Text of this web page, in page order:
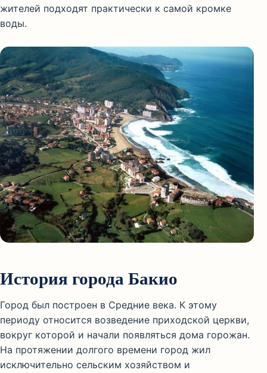
жителей подходят практически к самой кромке
воды.
История города Бакио
Город был построен в Средние века. К этому
периоду относится возведение приходской церкви,
вокруг которой и начали появляться дома горожан.
На протяжении долгого времени город жил
исключительно сельским хозяйством и